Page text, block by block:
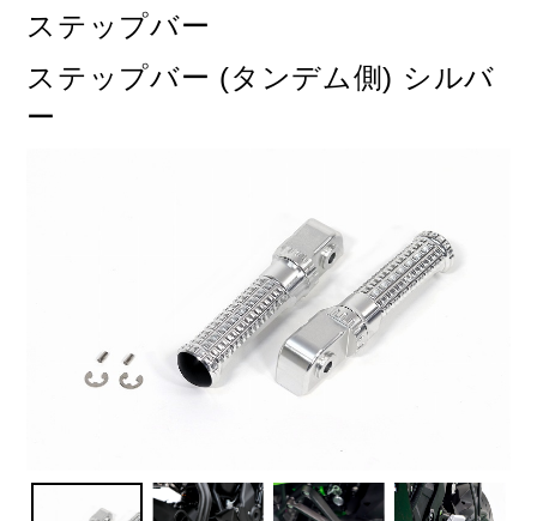
ステップバー
ステップバー (タンデム側) シルバ
ー